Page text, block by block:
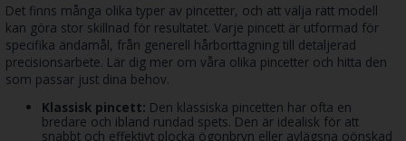
Det finns många olika typer av pincetter, och att välja rätt modell
kan göra stor skillnad för resultatet. Varje pincett är utformad för
specifika ändamål, från generell hårborttagning till detaljerad
precisionsarbete. Lär dig mer om våra olika pincetter och hitta den
som passar just dina behov.
Klassisk pincett: Den klassiska pincetten har ofta en
bredare och ibland rundad spets. Den är idealisk för att
snabbt och effektivt plocka ögonbryn eller avlägsna oönskad